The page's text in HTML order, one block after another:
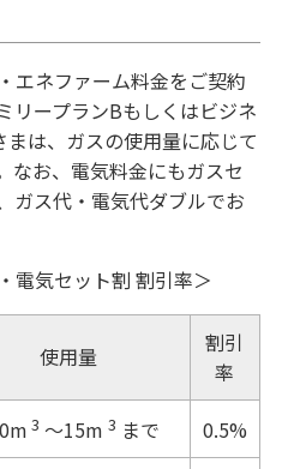
エネファーム料金をご契約
リープランBもしくはビジネ
は、ガスの使用量に応じて
なお、電気料金にもガスセ
ガス代・電気代ダブルでお
電気セット割 割引率＞
使用量
割引
率
0m 3 ～15m 3 まで
0.5%